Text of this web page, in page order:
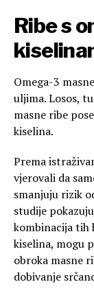
Ribe s
Omega-3
uljima. Losos,
masne ribe
kiselina.
Prema
vjerovali da
smanjuju rizik
studije
kombinacija tih
kiselina, mogu
obroka masne
dobivanje